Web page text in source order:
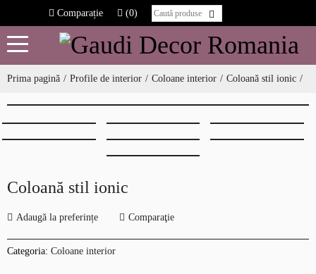
Comparație (0)
Prima pagină Profile de interior Coloane interior Coloană stil ionic
Coloană stil ionic
Adaugă la preferințe Comparaţie
Categoria: Coloane interior